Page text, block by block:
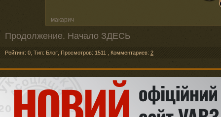
макарич
Продолжение. Начало ЗДЕСЬ
Рейтинг: 0 Тип: Блоґ Просмотров: 1511 Комментариев: 2